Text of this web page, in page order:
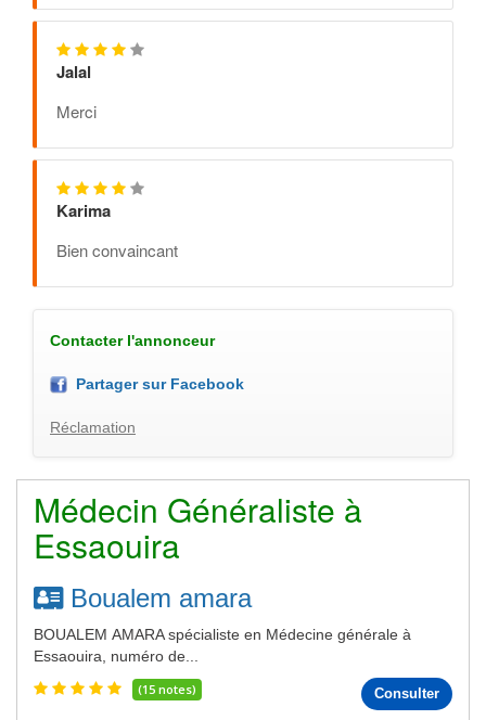
Jalal
Merci
Karima
Bien convaincant
Contacter l'annonceur
Partager sur Facebook
Réclamation
Médecin Généraliste à
Essaouira
Boualem amara
BOUALEM AMARA spécialiste en Médecine générale à
Essaouira, numéro de...
(15 notes) Consulter